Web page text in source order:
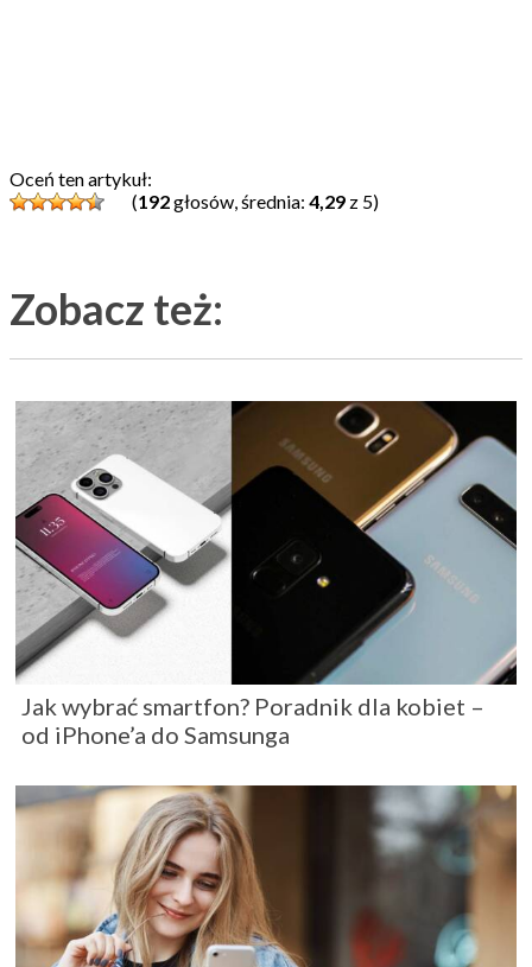
Oceń ten artykuł:
(192głosów, średnia: 4,29 z 5)
Zobacz też:
Jak wybrać smartfon? Poradnik dla kobiet –
od iPhone’a do Samsunga